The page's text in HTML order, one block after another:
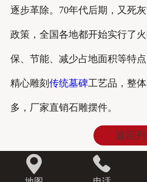
逐步革除。70年代后期，又死
政策，全国各地都开始实行了
保、节能、减少占地面积等特
精心雕刻 传统墓碑工艺品，整
多，厂家直销石雕摆件。
返回
 